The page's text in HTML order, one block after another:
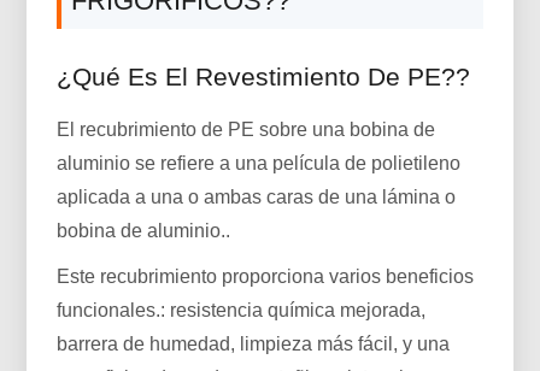
¿Qué Es El Revestimiento De PE??
El recubrimiento de PE sobre una bobina de
aluminio se refiere a una película de polietileno
aplicada a una o ambas caras de una lámina o
bobina de aluminio..
Este recubrimiento proporciona varios beneficios
funcionales.: resistencia química mejorada,
barrera de humedad, limpieza más fácil, y una